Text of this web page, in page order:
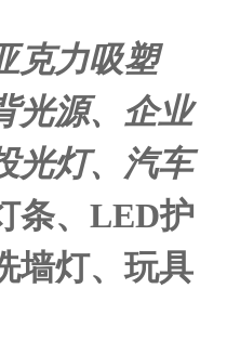
克力吸塑
光源、企业
光灯、汽车
条、 LED护
墙灯、玩具